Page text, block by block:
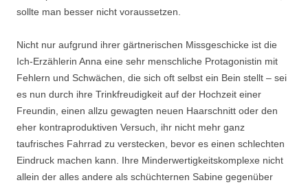
sollte man besser nicht voraussetzen.
Nicht nur aufgrund ihrer gärtnerischen Missgeschicke ist die
Ich-Erzählerin Anna eine sehr menschliche Protagonistin mit
Fehlern und Schwächen, die sich oft selbst ein Bein stellt – sei
es nun durch ihre Trinkfreudigkeit auf der Hochzeit einer
Freundin, einen allzu gewagten neuen Haarschnitt oder den
eher kontraproduktiven Versuch, ihr nicht mehr ganz
taufrisches Fahrrad zu verstecken, bevor es einen schlechten
Eindruck machen kann. Ihre Minderwertigkeitskomplexe nicht
allein der alles andere als schüchternen Sabine gegenüber